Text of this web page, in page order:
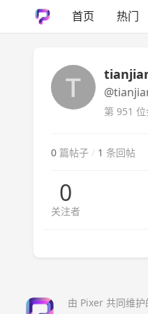
首页 热门
第 951
0 篇帖子 / 1 条回帖
0
关注者
由 Pixer 共同维